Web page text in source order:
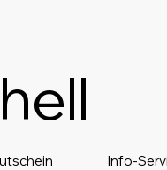
Info-